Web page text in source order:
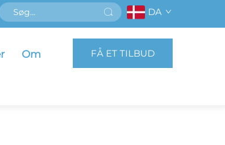
DA
Om FÅ ET TILBUD